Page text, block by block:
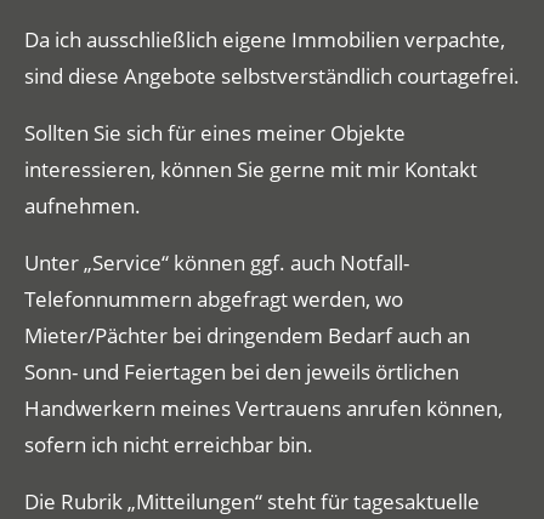
Da ich ausschließlich eigene Immobilien verpachte,
sind diese Angebote selbstverständlich courtagefrei.
Sollten Sie sich für eines meiner Objekte
interessieren, können Sie gerne mit mir Kontakt
aufnehmen.
Unter „Service“ können ggf. auch Notfall-
Telefonnummern abgefragt werden, wo
Mieter/Pächter bei dringendem Bedarf auch an
Sonn- und Feiertagen bei den jeweils örtlichen
Handwerkern meines Vertrauens anrufen können,
sofern ich nicht erreichbar bin.
Die Rubrik „Mitteilungen“ steht für tagesaktuelle